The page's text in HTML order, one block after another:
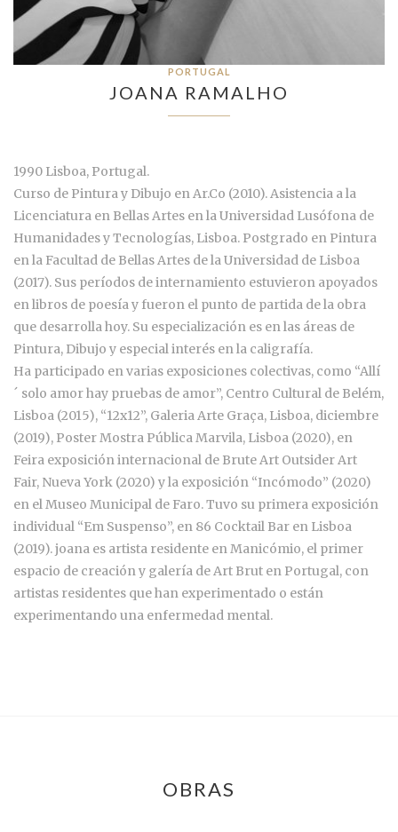
PORTUGAL
JOANA RAMALHO
1990 Lisboa, Portugal.
Curso de Pintura y Dibujo en Ar.Co (2010). Asistencia a la
Licenciatura en Bellas Artes en la Universidad Lusófona de
Humanidades y Tecnologías, Lisboa. Postgrado en Pintura
en la Facultad de Bellas Artes de la Universidad de Lisboa
(2017). Sus períodos de internamiento estuvieron apoyados
en libros de poesía y fueron el punto de partida de la obra
que desarrolla hoy. Su especialización es en las áreas de
Pintura, Dibujo y especial interés en la caligrafía.
Ha participado en varias exposiciones colectivas, como “Allí
´ solo amor hay pruebas de amor”, Centro Cultural de Belém,
Lisboa (2015), “12x12”, Galeria Arte Graça, Lisboa, diciembre
(2019), Poster Mostra Pública Marvila, Lisboa (2020), en
Feira exposición internacional de Brute Art Outsider Art
Fair, Nueva York (2020) y la exposición “Incómodo” (2020)
en el Museo Municipal de Faro. Tuvo su primera exposición
individual “Em Suspenso”, en 86 Cocktail Bar en Lisboa
(2019). joana es artista residente en Manicómio, el primer
espacio de creación y galería de Art Brut en Portugal, con
artistas residentes que han experimentado o están
experimentando una enfermedad mental.
OBRAS